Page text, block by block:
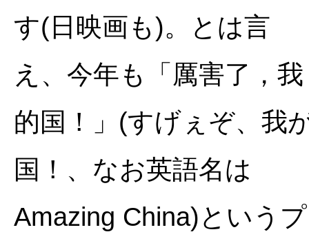
す(日映画も)。とは言
え、今年も「厲害了，我
的国！」(すげぇぞ、我
国！、なお英語名は
Amazing China)というプ